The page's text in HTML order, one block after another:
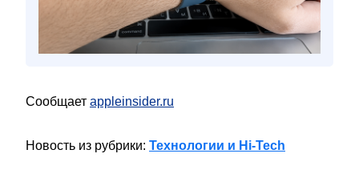
Сообщает appleinsider.ru
Новость из рубрики: Технологии и Hi-Tech